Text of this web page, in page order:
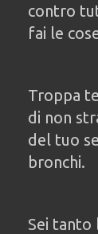
contro
fai le
Troppa
di non
del tuo
bronchi.
Sei tanto